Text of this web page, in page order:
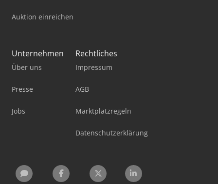
Auktion einreichen
Unternehmen
Über uns
Presse
Jobs
Rechtliches
Impressum
AGB
Marktplatzregeln
Datenschutzerklärung